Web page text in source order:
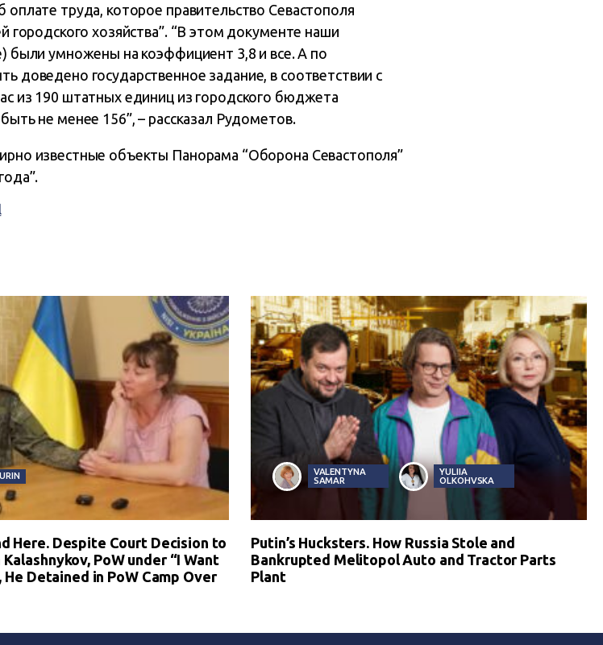
труда, которое правительство Севастополя
городского хозяйства”. “В этом документе наши
были умножены на коэффициент 3,8 и все. А по
доведено государственное задание, в соответствии с
из 190 штатных единиц из городского бюджета
не менее 156”, – рассказал Рудометов.
известные объекты Панорама “Оборона Севастополя”
Here. Despite Court Decision to
PoW under “I Want
Detained in PoW Camp Over
VALENTYNA
SAMAR
YULIIA
OLKOHVSKA
Putin’s Hucksters. How Russia Stole and
Bankrupted Melitopol Auto and Tractor Parts
Plant